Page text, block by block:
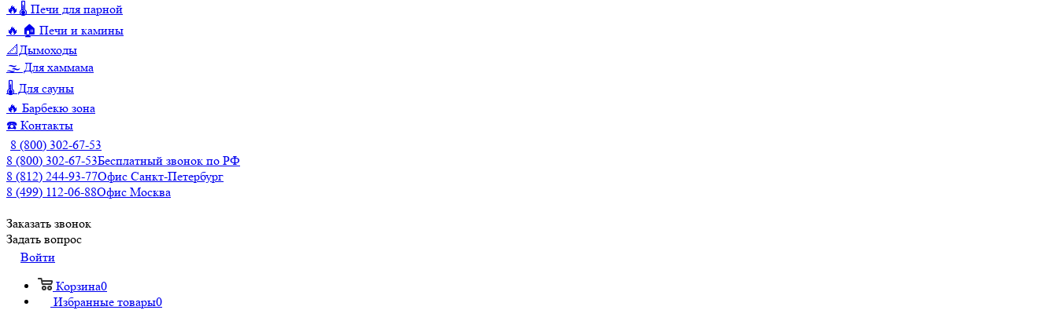
🔥🌡️ Печи для парной
🔥 🏠 Печи и камины
📐Дымоходы
🌫️ Для хаммама
🌡️ Для сауны
🔥 Барбекю зона
☎️ Контакты
8 (800) 302-67-53
8 (800) 302-67-53Бесплатный звонок по РФ
8 (812) 244-93-77Офис Санкт-Петербург
8 (499) 112-06-88Офис Москва
Заказать звонок
Задать вопрос
Войти
Корзина0
Избранные товары0